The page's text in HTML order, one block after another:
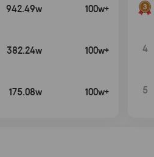
942.49w 100w+
382.24w 100w+
175.08w 100w+
4
5